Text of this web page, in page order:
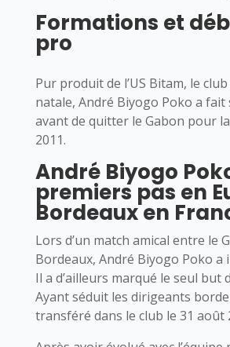
Formations et
pro
Pur produit de l’US Bitam, le
natale, André Biyogo Poko a fait
avant de quitter le Gabon pour
2011.
André Biyogo
premiers pas en
Bordeaux en
Lors d’un match amical entre le
Bordeaux, André Biyogo Poko a
Il a d’ailleurs marqué le seul but
Ayant séduit les dirigeants
transféré dans le club le 31 août